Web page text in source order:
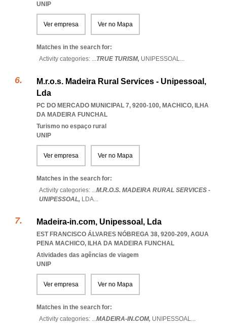
UNIP
Ver empresa Ver no Mapa
Matches in the search for:
Activity categories: ...TRUE TURISM, UNIPESSOAL...
M.r.o.s. Madeira Rural Services - Unipessoal,
Lda
PC DO MERCADO MUNICIPAL 7, 9200-100, MACHICO, ILHA
DA MADEIRA FUNCHAL
Turismo no espaço rural
UNIP
Ver empresa Ver no Mapa
Matches in the search for:
Activity categories: ...M.R.O.S. MADEIRA RURAL SERVICES -
UNIPESSOAL, LDA...
Madeira-in.com, Unipessoal, Lda
EST FRANCISCO ÁLVARES NÓBREGA 38, 9200-209, AGUA
PENA MACHICO, ILHA DA MADEIRA FUNCHAL
Atividades das agências de viagem
UNIP
Ver empresa Ver no Mapa
Matches in the search for:
Activity categories: ...MADEIRA-IN.COM, UNIPESSOAL...